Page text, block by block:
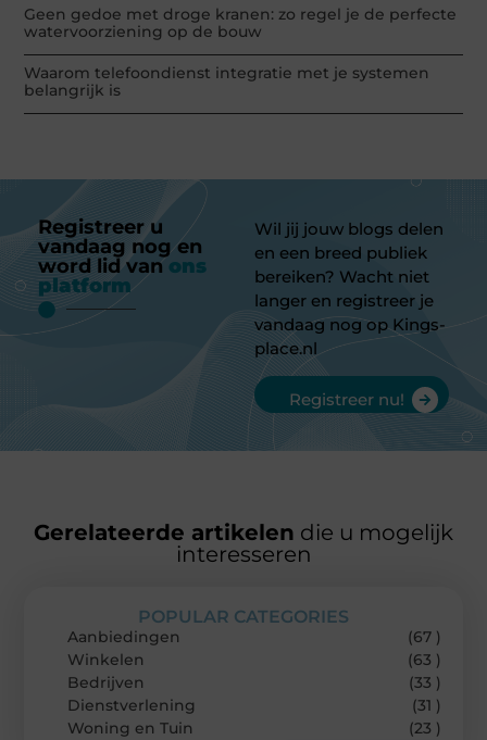
Geen gedoe met droge kranen: zo regel je de perfecte
watervoorziening op de bouw
Waarom telefoondienst integratie met je systemen
belangrijk is
Registreer u
vandaag nog en
word lid van ons
platform
Wil jij jouw blogs delen
en een breed publiek
bereiken? Wacht niet
langer en registreer je
vandaag nog op Kings-
place.nl
Registreer nu!
Gerelateerde artikelen die u mogelijk
interesseren
POPULAR CATEGORIES
Aanbiedingen
(67 )
Winkelen
(63 )
Bedrijven
(33 )
Dienstverlening
(31 )
Woning en Tuin
(23 )